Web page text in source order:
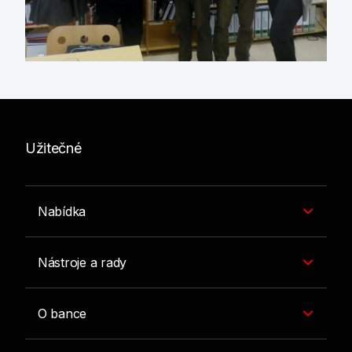
Užitečné
Nabídka
Nástroje a rady
O bance